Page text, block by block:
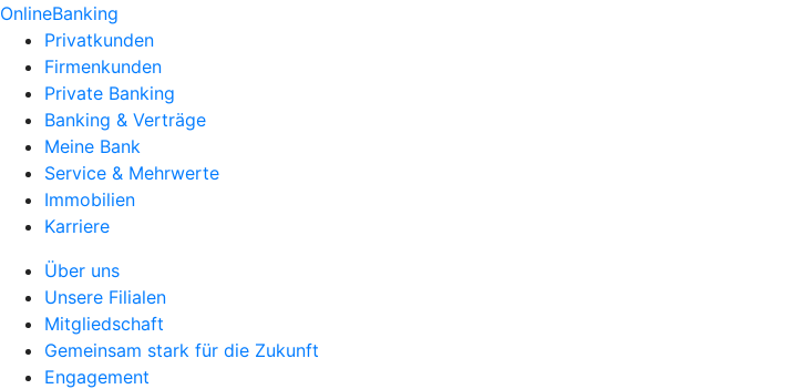
OnlineBanking
Privatkunden
Firmenkunden
Private Banking
Banking & Verträge
Meine Bank
Service & Mehrwerte
Immobilien
Karriere
Über uns
Unsere Filialen
Mitgliedschaft
Gemeinsam stark für die Zukunft
Engagement